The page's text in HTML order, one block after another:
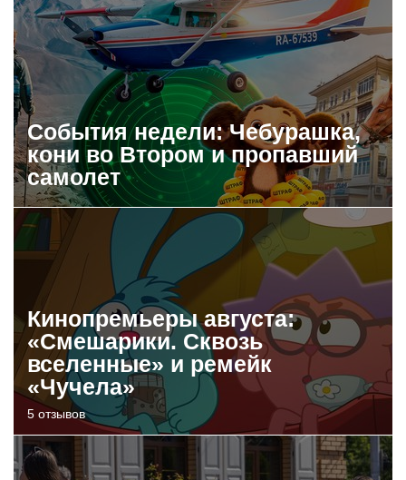
События недели: Чебурашка,
кони во Втором и пропавший
самолет
Кинопремьеры августа:
«Смешарики. Сквозь
вселенные» и ремейк
«Чучела»
5 отзывов